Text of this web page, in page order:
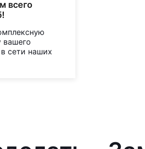
всего
вашего
сети наших